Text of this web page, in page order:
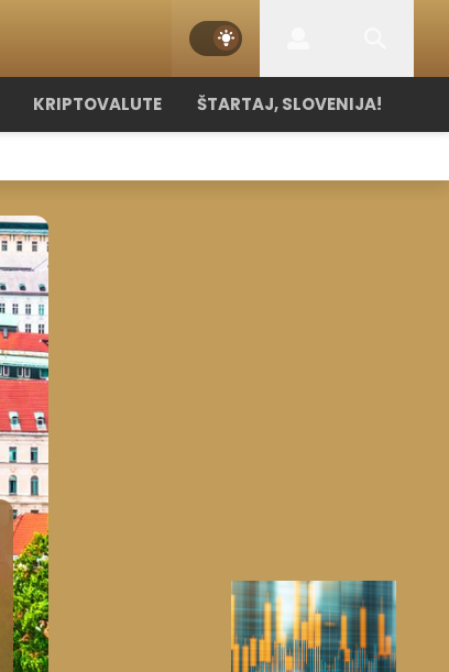
KRIPTOVALUTE ŠTARTAJ, SLOVENIJA!